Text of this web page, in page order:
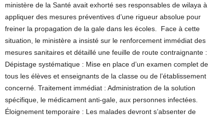
ministère de la Santé avait exhorté ses responsables de wilaya à
appliquer des mesures préventives d’une rigueur absolue pour
freiner la propagation de la gale dans les écoles. Face à cette
situation, le ministère a insisté sur le renforcement immédiat des
mesures sanitaires et détaillé une feuille de route contraignante :
Dépistage systématique : Mise en place d’un examen complet de
tous les élèves et enseignants de la classe ou de l’établissement
concerné. Traitement immédiat : Administration de la solution
spécifique, le médicament anti-gale, aux personnes infectées.
Éloignement temporaire : Les malades devront s’absenter de